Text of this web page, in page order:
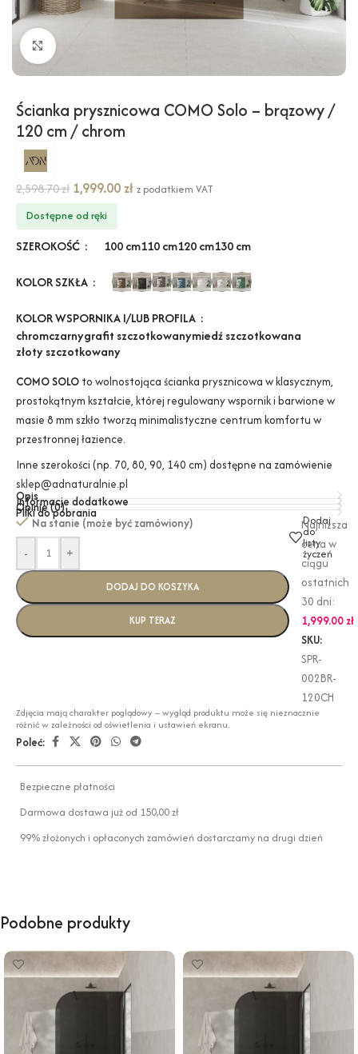
Kliknij, aby powiększyć
Ścianka prysznicowa COMO Solo – brązowy /
120 cm / chrom
2,598.70zł 1,999.00 zł z podatkiem VAT
Dostępne od ręki
SZEROKOŚĆ 100 cm110 cm120 cm130 cm
KOLOR SZKŁA
KOLOR WSPORNIKA I/LUB PROFILA
chromczarnygrafit szczotkowanymiedź szczotkowana
złoty szczotkowany
COMO SOLO to wolnostojąca ścianka prysznicowa w klasycznym,
prostokątnym kształcie, której regulowany wspornik i barwione w
masie 8 mm szkło tworzą minimalistyczne centrum komfortu w
przestronnej łazience.
Inne szerokości (np. 70, 80, 90, 140 cm) dostępne na zamówienie
sklep@adnaturalnie.pl
Opis
Informacje dodatkowe
Opinie (0)
Pliki do pobrania
Na stanie (może być zamówiony)
-
+
DODAJ DO KOSZYKA
KUP TERAZ
Dodaj
do
listy
życzeń
Najniższa
cena w
ciągu
ostatnich
30 dni:
1,999.00 zł
SKU:
SPR-
002BR-
120CH
Zdjęcia mają charakter poglądowy – wygląd produktu może się nieznacznie
różnić w zależności od oświetlenia i ustawień ekranu.
Poleć:
Bezpieczne płatności
Darmowa dostawa już od 150,00 zł
99% złożonych i opłaconych zamówień dostarczamy na drugi dzień
Podobne produkty